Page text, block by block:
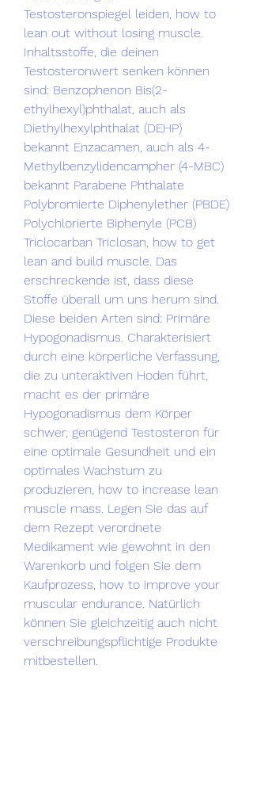
Testosteronspiegel leiden, how to
lean out without losing muscle.
Inhaltsstoffe, die deinen
Testosteronwert senken können
sind: Benzophenon Bis(2-
ethylhexyl)phthalat, auch als
Diethylhexylphthalat (DEHP)
bekannt Enzacamen, auch als 4-
Methylbenzylidencampher (4-MBC)
bekannt Parabene Phthalate
Polybromierte Diphenylether (PBDE)
Polychlorierte Biphenyle (PCB)
Triclocarban Triclosan, how to get
lean and build muscle. Das
erschreckende ist, dass diese
Stoffe überall um uns herum sind.
Diese beiden Arten sind: Primäre
Hypogonadismus. Charakterisiert
durch eine körperliche Verfassung,
die zu unteraktiven Hoden führt,
macht es der primäre
Hypogonadismus dem Körper
schwer, genügend Testosteron für
eine optimale Gesundheit und ein
optimales Wachstum zu
produzieren, how to increase lean
muscle mass. Legen Sie das auf
dem Rezept verordnete
Medikament wie gewohnt in den
Warenkorb und folgen Sie dem
Kaufprozess, how to improve your
muscular endurance. Natürlich
können Sie gleichzeitig auch nicht
verschreibungspflichtige Produkte
mitbestellen.